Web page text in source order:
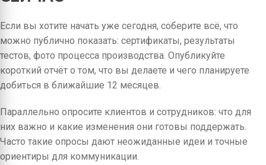
Если вы хотите начать уже сегодня, соберите всё, что
можно публично показать: сертификаты, результаты
тестов, фото процесса производства. Опубликуйте
короткий отчёт о том, что вы делаете и чего планируете
добиться в ближайшие 12 месяцев.
Параллельно опросите клиентов и сотрудников: что для
них важно и какие изменения они готовы поддержать.
Часто такие опросы дают неожиданные идеи и точные
ориентиры для коммуникации.